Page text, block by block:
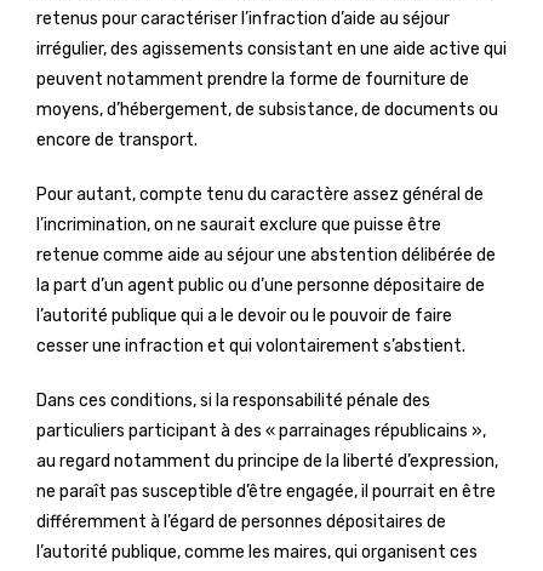
retenus pour caractériser l’infraction d’aide au séjour
irrégulier, des agissements consistant en une aide active qui
peuvent notamment prendre la forme de fourniture de
moyens, d’hébergement, de subsistance, de documents ou
encore de transport.
Pour autant, compte tenu du caractère assez général de
l’incrimination, on ne saurait exclure que puisse être
retenue comme aide au séjour une abstention délibérée de
la part d’un agent public ou d’une personne dépositaire de
l’autorité publique qui a le devoir ou le pouvoir de faire
cesser une infraction et qui volontairement s’abstient.
Dans ces conditions, si la responsabilité pénale des
particuliers participant à des « parrainages républicains »,
au regard notamment du principe de la liberté d’expression,
ne paraît pas susceptible d’être engagée, il pourrait en être
différemment à l’égard de personnes dépositaires de
l’autorité publique, comme les maires, qui organisent ces